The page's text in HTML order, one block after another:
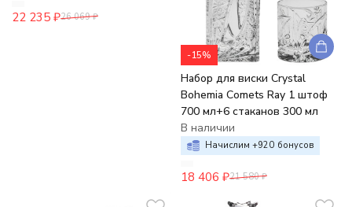
22 235 ₽26 069 ₽
-15%
Набор для виски Crystal
Bohemia Comets Ray 1 штоф
700 мл+6 стаканов 300 мл
В наличии
Начислим +920 бонусов
18 406 ₽21 580 ₽